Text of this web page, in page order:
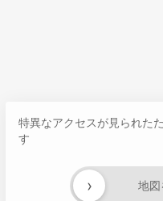
特異なアクセスが見られた
す
地
›